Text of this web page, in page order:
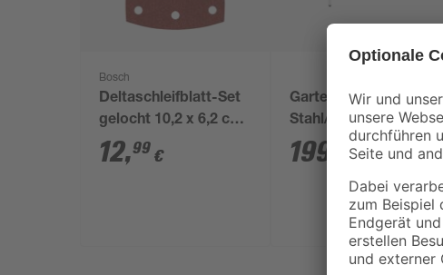
Bosch
Deltaschleifblatt-Set
gelocht 10,2 x 6,2 cm
G120 10 Stück
12,99 €
Gartentisch 'Edda'
Stahl/Polyrattan 90 x
74 x 150 cm
199 99 €